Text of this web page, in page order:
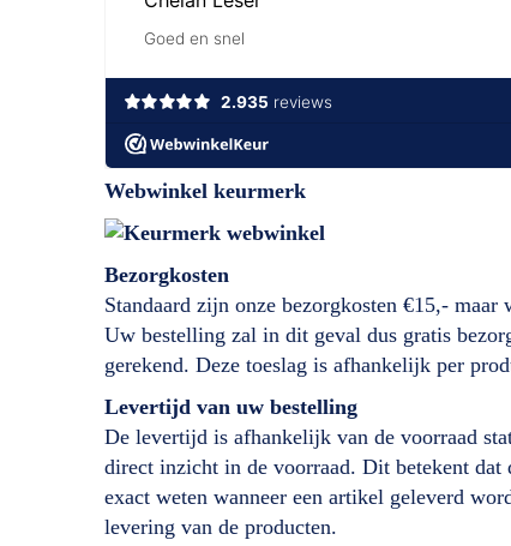
Webwinkel keurmerk
Bezorgkosten
Standaard zijn onze bezorgkosten €15,-
Uw bestelling zal in dit geval dus gratis
gerekend. Deze toeslag is afhankelijk per
Levertijd van uw bestelling
De levertijd is afhankelijk van de voorraad
direct inzicht in de voorraad. Dit betekent
exact weten wanneer een artikel geleverd
levering van de producten.